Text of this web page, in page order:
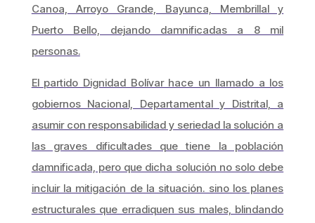
Canoa, Arroyo Grande, Bayunca, Membrillal y
Puerto Bello, dejando damnificadas a 8 mil
personas.
El partido Dignidad Bolívar hace un llamado a los
gobiernos Nacional, Departamental y Distrital, a
asumir con responsabilidad y seriedad la solución a
las graves dificultades que tiene la población
damnificada, pero que dicha solución no solo debe
incluir la mitigación de la situación. sino los planes
estructurales que erradiquen sus males, blindando